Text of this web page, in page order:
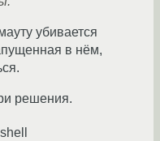
убивается
в нём,
решения.